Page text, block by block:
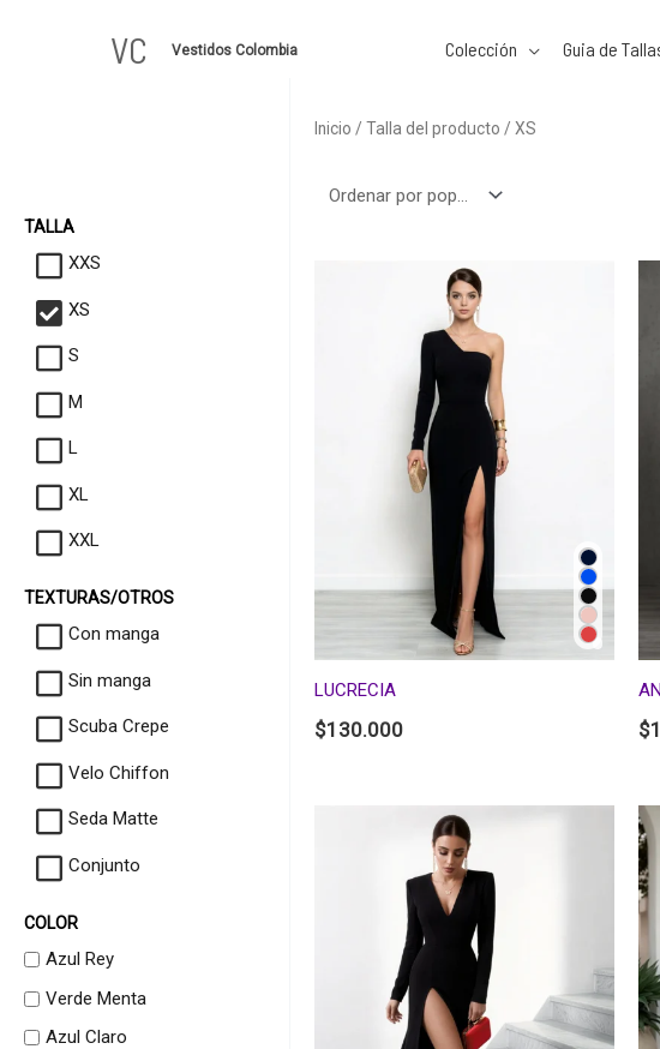
VC Vestidos Colombia Colección Guia de
TALLA
XXS
XS
S
M
L
XL
XXL
TEXTURAS/OTROS
Con manga
Sin manga
Scuba Crepe
Velo Chiffon
Seda Matte
Conjunto
COLOR
Azul Rey
Verde Menta
Azul Claro
Inicio / Talla del producto / XS
LUCRECIA
$130.000 $